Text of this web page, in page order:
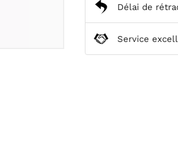
Délai de
Service